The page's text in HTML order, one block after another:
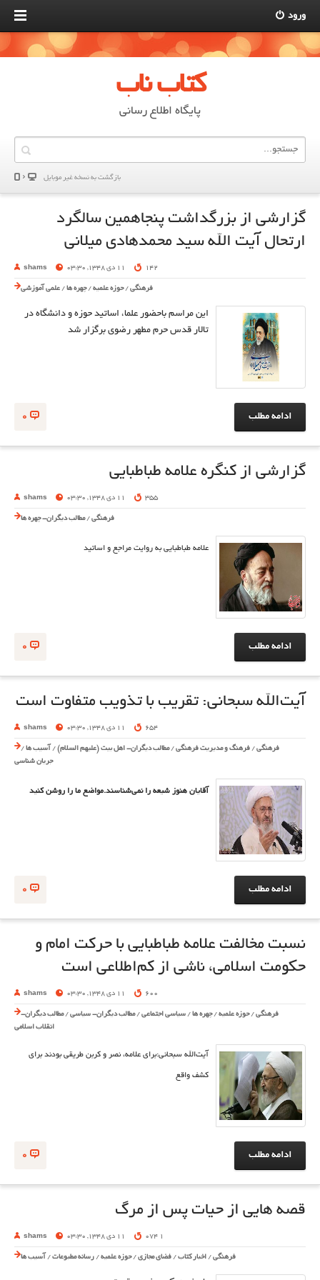
ورود
کتاب ناب
پایگاه اطلاع رسانی
بازگشت به نسخه غير موبایل
گزارشی از بزرگداشت پنجاهمین سالگرد
ارتحال آیت الله سید محمدهادی میلانی
shams 11 دی 1348, 03:30 142
فرهنگی /حوزه علمیه /چهره ها / علمی آموزشی
این مراسم باحضور علما، اساتید حوزه و دانشگاه در
تالار قدس حرم مطهر رضوی برگزار شد
0 ادامه مطلب
گزارشی از کنگره علامه طباطبایی
shams 11 دی 1348, 03:30 355
فرهنگی /مطالب دیگران- چهره ها
علامه طباطبایی به روایت مراجع و اساتید
0 ادامه مطلب
آیت‌الله سبحانی: تقریب با تذویب متفاوت است
shams 11 دی 1348, 03:30 654
فرهنگی / فرهنگ و مدیریت فرهنگی /مطالب دیگران- اهل بیت (علیهم السلام) / آسیب ها /
جریان شناسی
آقایان هنوز شیعه را نمی‌شناسند.مواضع ما را روشن کنید
0 ادامه مطلب
نسبت‌ مخالفت علامه طباطبایی با حرکت امام و
حکومت اسلامی، ناشی از کم‌اطلاعی است
shams 11 دی 1348, 03:30 600
فرهنگی /حوزه علمیه /چهره ها / سیاسی اجتماعی /مطالب دیگران- سیاسی /مطالب دیگران-
انقلاب اسلامی
آیت‌الله سبحانی:برای علامه، نصر و کربن طریقی بودند برای
کشف واقع
0 ادامه مطلب
قصه هایی از حیات پس از مرگ
shams 11 دی 1348, 03:30 1 074
فرهنگی / اخبار کتاب / فضای مجازی /حوزه علمیه / رسانه مطبوعات / آسیب ها